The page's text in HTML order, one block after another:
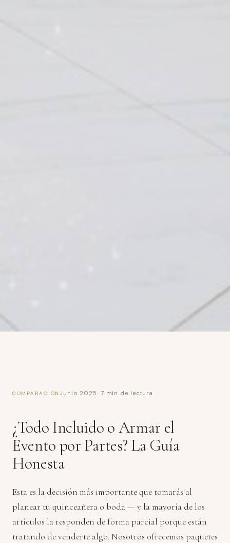
COMPARACIÓNJunio 2025· 7 min de lectura
¿Todo Incluido o Armar el
Evento por Partes? La Guía
Honesta
Esta es la decisión más importante que tomarás al
planear tu quinceañera o boda — y la mayoría de los
artículos la responden de forma parcial porque están
tratando de venderte algo. Nosotros ofrecemos paquetes